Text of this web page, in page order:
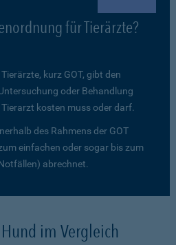
für Tierärzte?
kurz GOT, gibt den
oder Behandlung
kosten muss oder darf.
des Rahmens der GOT
einfachen oder sogar bis zum
abrechnet.
im Vergleich